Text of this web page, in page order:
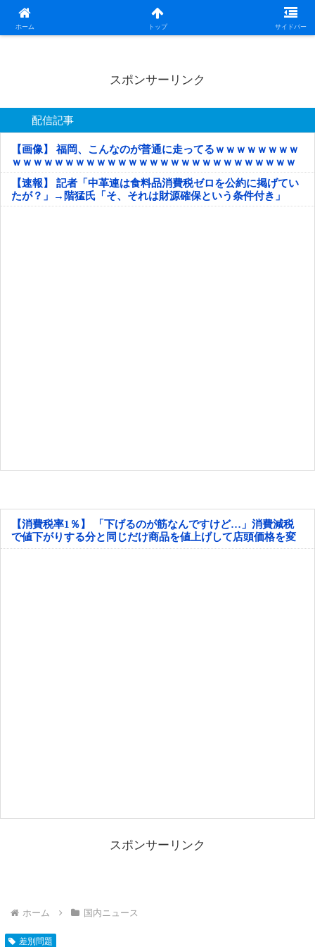
ホーム トップ サイドバー
日本第一！ニュース録
スポンサーリンク
配信記事
【画像】 福岡、こんなのが普通に走ってるｗｗｗｗｗｗｗｗ
ｗｗｗｗｗｗｗｗｗｗｗｗｗｗｗｗｗｗｗｗｗｗｗｗｗｗｗ
ｗｗｗｗｗ
【速報】 記者「中革連は食料品消費税ゼロを公約に掲げてい
たが？」→階猛氏「そ、それは財源確保という条件付き」
【消費税率1％】 「下げるのが筋なんですけど…」消費減税
で値下がりする分と同じだけ商品を値上げして店頭価格を変
えない店も
スポンサーリンク
ホーム 国内ニュース
差別問題